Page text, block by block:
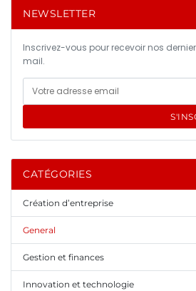
NEWSLETTER
Inscrivez-vous pour recevoir nos
mail.
CATÉGORIES
Création d’entreprise
General
Gestion et finances
Innovation et technologie